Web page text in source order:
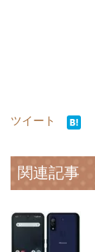
ツイート
関連記事